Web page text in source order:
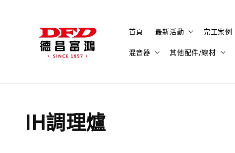
首頁 最新活動 完工案例
混音器 其他配件/線材
IH調理爐